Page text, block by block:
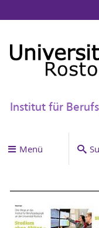
Institut für
Menü